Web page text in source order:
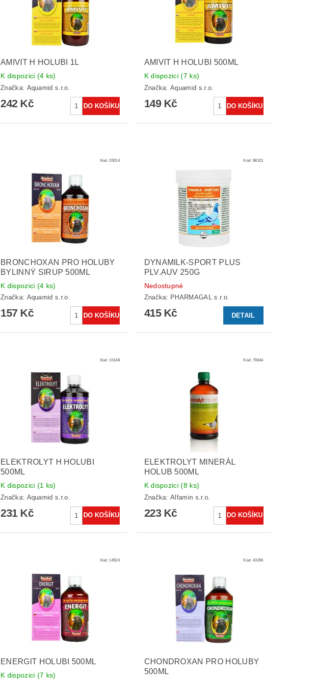
AMIVIT H HOLUBI 1L
K dispozici (4 ks)
Značka: Aquamid s.r.o.
242 Kč
AMIVIT H HOLUBI 500ML
K dispozici(7 ks)
Značka:Aquamid s.r.o.
149 Kč
Kód:20014
BRONCHOXAN PRO HOLUBY
BYLINNÝ SIRUP 500ML
K dispozici (4 ks)
Značka: Aquamid s.r.o.
157 Kč
Kód:98101
DYNAMILK-SPORT PLUS
PLV.AUV 250G
Nedostupné
Značka: PHARMAGAL s.r.o.
415 Kč DETAIL
Kód:10148
ELEKTROLYT H HOLUBI
500ML
K dispozici (1 ks)
Značka: Aquamid s.r.o.
231 Kč
Kód:79844
ELEKTROLYT MINERÁL
HOLUB 500ML
K dispozici(8 ks)
Značka:Alfamin s.r.o.
223 Kč
Kód:14524
ENERGIT HOLUBI 500ML
K dispozici (7 ks)
Kód:43266
CHONDROXAN PRO HOLUBY
500ML